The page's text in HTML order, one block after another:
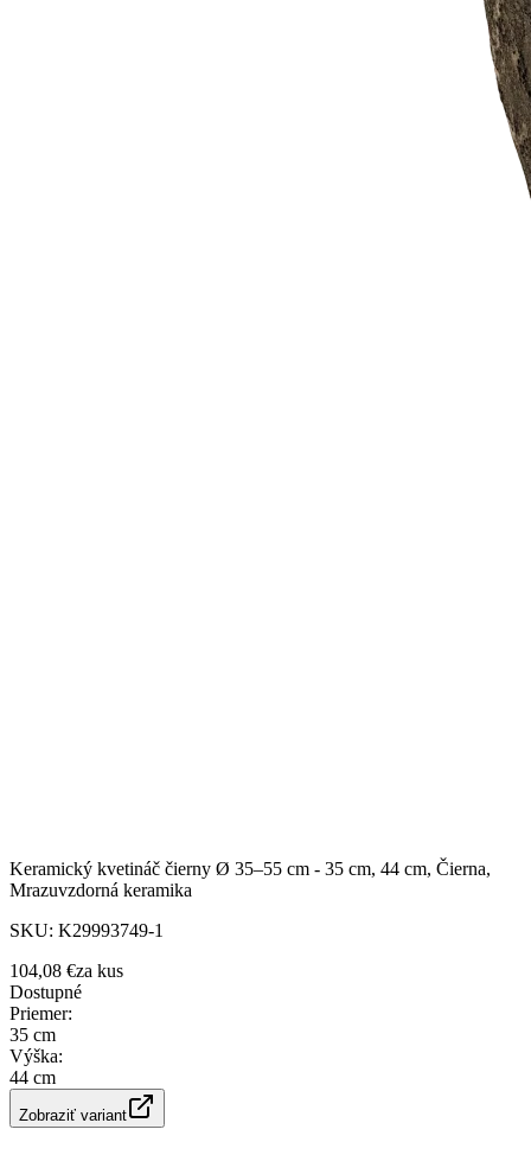
Keramický kvetináč čierny Ø 35–55 cm - 35 cm, 44 cm, Čierna,
Mrazuvzdorná keramika
SKU: K29993749-1
104,08 €za kus
Dostupné
Priemer:
35 cm
Výška:
44 cm
Zobraziť variant